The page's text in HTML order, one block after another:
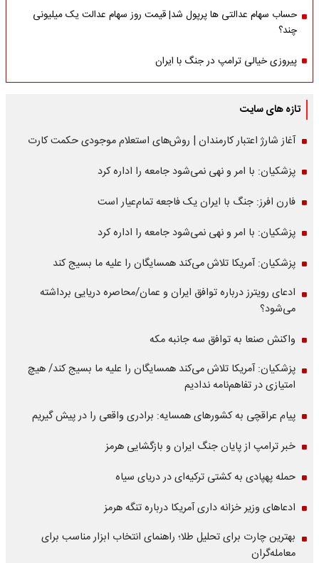
حساب سهام عدالتی ها پرپول شد| قیمت روز سهام عدالت یک میلیونی
چند؟
پیروزی خیالی ترامپ در جنگ با ایران
تازه های سایت
آغاز شارژ اعتبار کارمندان | روش‌های استعلام موجودی حکمت کارت
پزشکیان: با امر و نهی نمی‌شود جامعه را اداره کرد
فارن افرز: جنگ با ایران یک فاجعه تمام‌عیار است
پزشکیان: با امر و نهی نمی‌شود جامعه را اداره کرد
پزشکیان: آمریکا تلاش می‌کند همسایگان را علیه ما بسیج کند
ادعای رویترز درباره توافق ایران و عمان/محاصره دریایی برداشته
می‌شود؟
واکنش صنعا به توافق سه جانبه مکه
پزشکیان: آمریکا تلاش می‌کند همسایگان را علیه ما بسیج کند/ هیچ
امتیازی در تفاهم‌نامه ندادیم
پیام عراقچی به کشورهای همسایه: برادری واقعی را در پیش گیریم
خبر ترامپ از پایان جنگ ایران و بازگشایی هرمز
حمله پهپادی به کشتی ترکیه‌ای در دریای سیاه
ادعاهای وزیر خزانه داری آمریکا درباره تنگه هرمز
بهترین چارت برای تحلیل طلا؛ راهنمای انتخاب ابزار مناسب برای
معامله‌گران